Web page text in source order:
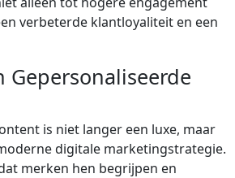
verbeterde klantloyaliteit en een
Gepersonaliseerde
is niet langer een luxe, maar
digitale marketingstrategie.
merken hen begrijpen en